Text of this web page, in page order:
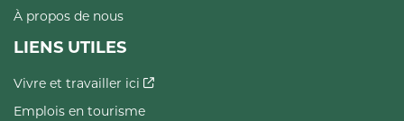
À propos de nous
LIENS UTILES
Vivre et travailler ici
Emplois en tourisme